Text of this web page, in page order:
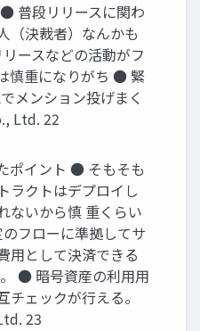
普段リリースに関わ
（決裁者）なんかも
ースなどの活動がフ
慎重になりがち ● 緊
メンション投げまく
Ltd. 22
ポイント ● そもそも
ラクトはデプロイし
ないから慎 重くらい
フローに準拠してサ
⽤として決済できる
● 暗号資産の利⽤⽤
チェックが⾏える。
23